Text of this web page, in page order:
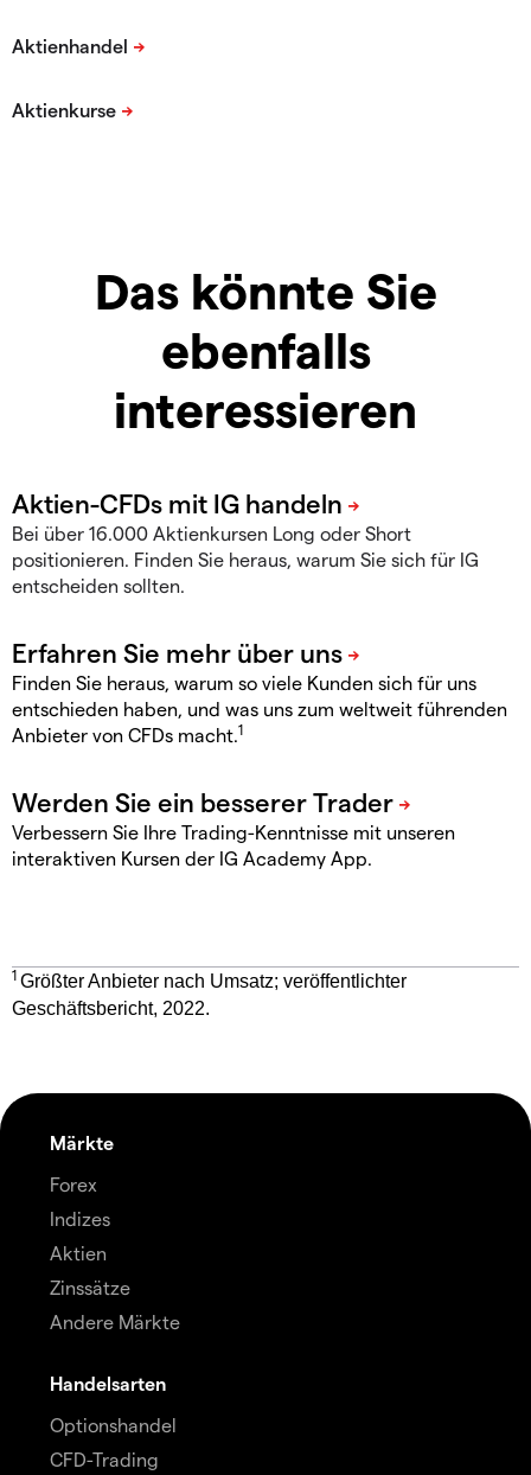
Das könnte Sie
ebenfalls
interessieren
Bei über 16.000 Aktienkursen Long oder Short
positionieren. Finden Sie heraus, warum Sie sich für IG
entscheiden sollten.
Finden Sie heraus, warum so viele Kunden sich für uns
entschieden haben, und was uns zum weltweit führenden
Anbieter von CFDs macht.1
Verbessern Sie Ihre Trading-Kenntnisse mit unseren
interaktiven Kursen der IG Academy App.
1 Größter Anbieter nach Umsatz; veröffentlichter
Geschäftsbericht, 2022.
Märkte
Forex
Indizes
Aktien
Zinssätze
Andere Märkte
Handelsarten
Optionshandel
CFD-Trading